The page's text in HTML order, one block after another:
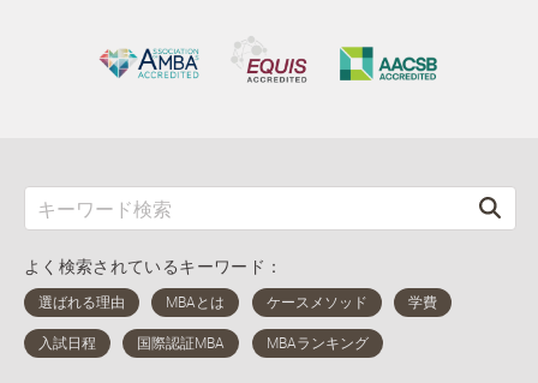
よく検索されているキーワード：